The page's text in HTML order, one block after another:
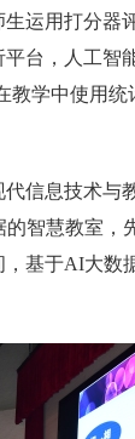
用打分器
台，人工智
教学中使用
息技术与
智慧教室，
基于AI大数